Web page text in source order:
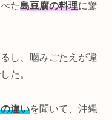
た島豆腐の料理に驚
し、噛みごたえが違
た。
違いを聞いて、沖縄